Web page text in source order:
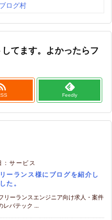
ログ村
てます。よかったらフ
Feedly
:サービス
ーランス様にブログを紹介し
た。
リーランスエンジニア向け求人・案件
レバテック ...